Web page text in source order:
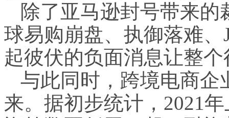
除了亚马逊封号带来
球易购崩盘、执御落难
起彼伏的负面消息让整
与此同时，跨境电商企
来。据初步统计，2021